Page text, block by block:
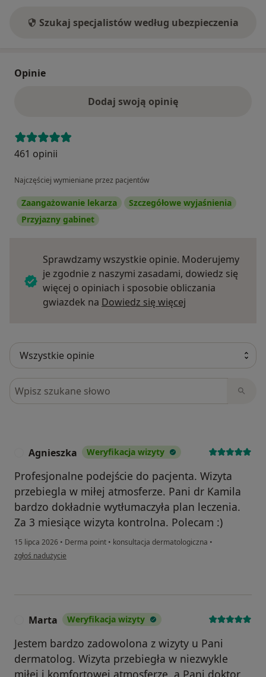
Szukaj specjalistów według ubezpieczenia
Opinie
Dodaj swoją opinię
461 opinii
Najczęściej wymieniane przez pacjentów
Zaangażowanie lekarza
Szczegółowe wyjaśnienia
Przyjazny gabinet
Sprawdzamy wszystkie opinie. Moderujemy
je zgodnie z naszymi zasadami, dowiedz się
więcej o opiniach i sposobie obliczania
gwiazdek na Dowiedz się więcej
Szukaj w opiniach
Agnieszka Weryfikacja wizyty
Profesjonalne podejście do pacjenta. Wizyta
przebiegla w miłej atmosferze. Pani dr Kamila
bardzo dokładnie wytłumaczyła plan leczenia.
Za 3 miesiące wizyta kontrolna. Polecam :)
15 lipca 2026 • Derma point • konsultacja dermatologiczna •
w opinii użytkownika Agnieszka
zgłoś nadużycie
Marta Weryfikacja wizyty
Jestem bardzo zadowolona z wizyty u Pani
dermatolog. Wizyta przebiegła w niezwykle
miłej i komfortowej atmosferze, a Pani doktor